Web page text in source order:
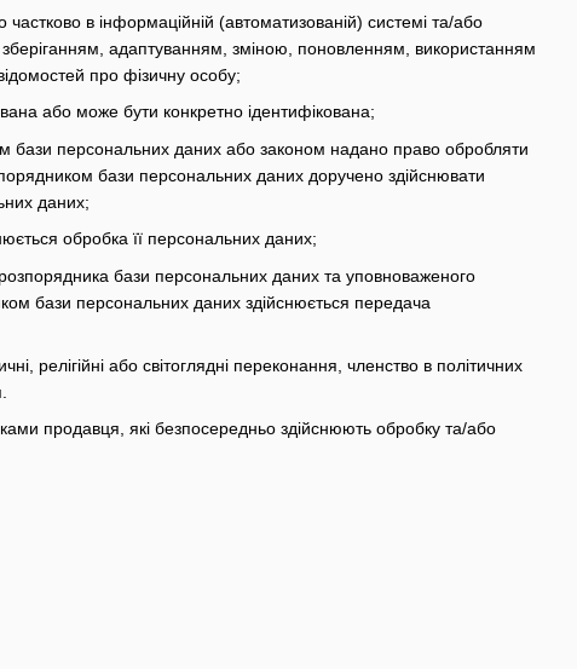
частково в інформаційній (автоматизованій) системі та/або
зберіганням, адаптуванням, зміною, поновленням, використанням
про фізичну особу;
або може бути конкретно ідентифікована;
бази персональних даних або законом надано право обробляти
бази персональних даних доручено здійснювати
даних;
обробка її персональних даних;
бази персональних даних та уповноваженого
бази персональних даних здійснюється передача
релігійні або світоглядні переконання, членство в політичних
продавця, які безпосередньо здійснюють обробку та/або